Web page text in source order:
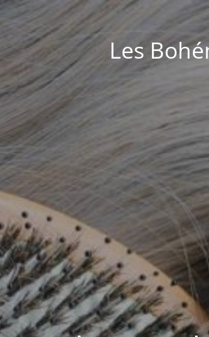
Les